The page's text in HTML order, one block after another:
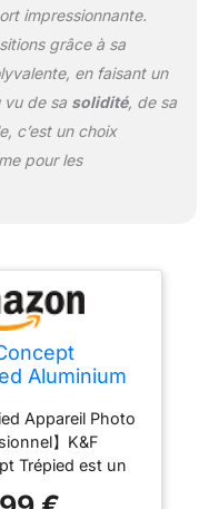
à 360 °,
à obtenir
des
rapide de
amovible
1/4 " . Capacité
à la colonne
de basculer à
afin
des
de prise de
colonne central
peut s’inverser
une
ou
impressionnante.
grâce à sa
en faisant un
de sa solidité, de sa
c’est un choix
pour les
Aluminium
Appareil Photo
】K&F
Trépied est un